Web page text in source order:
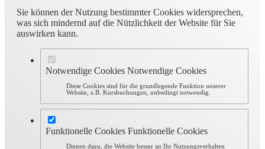
Sie können der Nutzung bestimmter Cookies widersprechen,
was sich mindernd auf die Nützlichkeit der Website für Sie
auswirken kann.
Notwendige Cookies Notwendige Cookies
Diese Cookies sind für die grundlegende Funktion unserer
Website, z.B. Kursbuchungen, unbedingt notwendig.
Funktionelle Cookies Funktionelle Cookies
Dienen dazu, die Website besser an Ihr Nutzungsverhalten